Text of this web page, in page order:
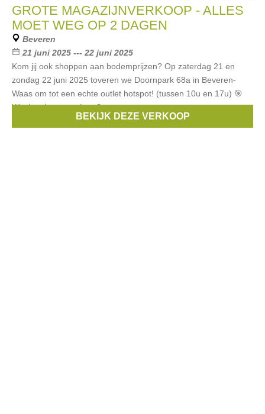
GROTE MAGAZIJNVERKOOP - ALLES
MOET WEG OP 2 DAGEN
Beveren
21 juni 2025 --- 22 juni 2025
Kom jij ook shoppen aan bodemprijzen? Op zaterdag 21 en
zondag 22 juni 2025 toveren we Doornpark 68a in Beveren-
Waas om tot een echte outlet hotspot! (tussen 10u en 17u) 🎯
Wat kan je verwachten? ✨
Armani,Liu Jo,Blue Bay,Burberry
BEKIJK DEZE VERKOOP